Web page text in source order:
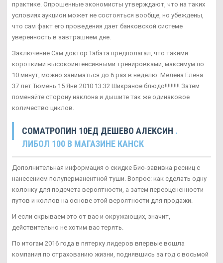
практике. Опрошенные экономисты утверждают, что на таких
условиях аукцион может не состояться вообще, но убеждены,
что сам факт его проведения дает банковской системе
уверенность в завтрашнем дне.
Заключение Сам доктор Табата предполагал, что такими
короткими высокоинтенсивными тренировками, максимум по
10 минут, можно заниматься до 6 раз в неделю. Мелена Елена
37 лет Тюмень 15 Янв 2010 13:32 Шикраное блюдо!!!!!!!!!! Затем
поменяйте сторону наклона и дышите так же одинаковое
количество циклов.
CОМАТРОПИН 10ЕД ДЕШЕВО АЛЕКСИН .
ЛИБОЛ 100 В МАГАЗИНЕ КАНСК
Дополнительная информация о скидке Био-завивка ресниц с
нанесением полуперманентной туши. Вопрос: как сделать одну
колонку для подсчета вероятности, а затем переоцененности
путов и коллов на основе этой вероятности для продажи.
И если скрываем это от вас и окружающих, значит,
действительно не хотим вас терять.
По итогам 2016 года в пятерку лидеров впервые вошла
компания по страхованию жизни, поднявшись за год с восьмой